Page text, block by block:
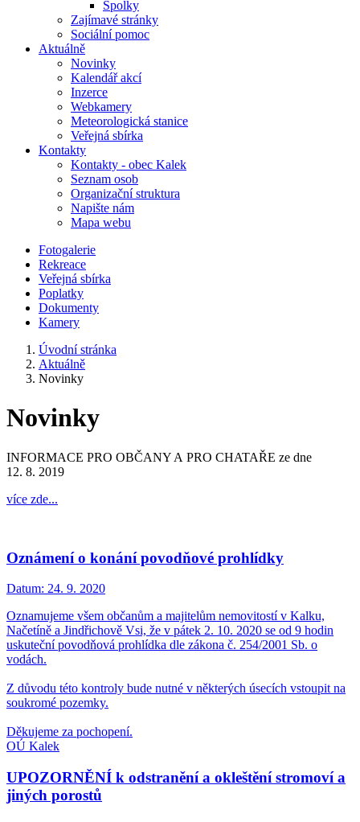
Spolky
Zajímavé stránky
Sociální pomoc
Aktuálně
Novinky
Kalendář akcí
Inzerce
Webkamery
Meteorologická stanice
Veřejná sbírka
Kontakty
Kontakty - obec Kalek
Seznam osob
Organizační struktura
Napište nám
Mapa webu
Fotogalerie
Rekreace
Veřejná sbírka
Poplatky
Dokumenty
Kamery
Úvodní stránka
Aktuálně
Novinky
Novinky
INFORMACE PRO OBČANY A PRO CHATAŘE ze dne
12. 8. 2019
více zde...
Oznámení o konání povodňové prohlídky
Datum: 24. 9. 2020
Oznamujeme všem občanům a majitelům nemovitostí v Kalku,
Načetíně a Jindřichově Vsi, že v pátek 2. 10. 2020 se od 9 hodin
uskuteční povodňová prohlídka dle zákona č. 254/2001 Sb. o
vodách.
Z důvodu této kontroly bude nutné v některých úsecích vstoupit na
soukromé pozemky.
Děkujeme za pochopení.
OÚ Kalek
UPOZORNĚNÍ k odstranění a okleštění stromoví a
jiných porostů